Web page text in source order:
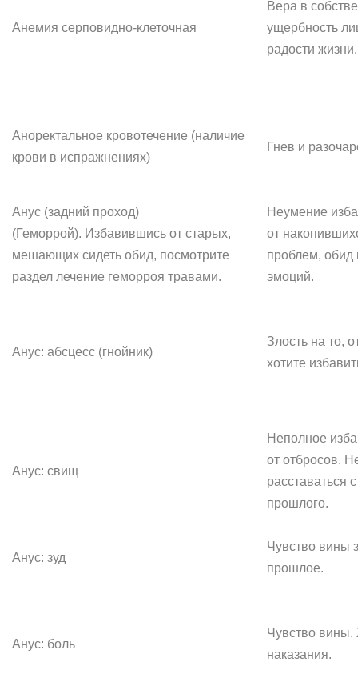
Анемия серповидно-клеточная
Вера в
ущербность
радости жизни.
Аноректальное кровотечение (наличие
крови в испражнениях)
Гнев и
Анус (задний проход)
(Геморрой). Избавившись от старых,
мешающих сидеть обид, посмотрите
раздел лечение геморроя травами.
Неумение
от
проблем, обид
эмоций.
Анус: абсцесс (гнойник)
Злость на то,
хотите
Анус: свищ
Неполное
от отбросов.
расставаться
прошлого.
Анус: зуд
Чувство вины
прошлое.
Анус: боль
Чувство
наказания.